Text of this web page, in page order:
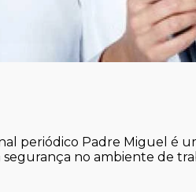
periódico Padre Miguel é
segurança no ambiente de